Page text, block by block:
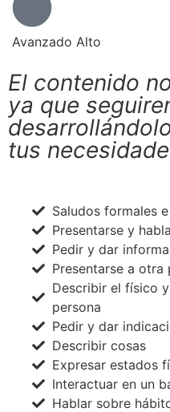
Avanzado Alto
El contenido
ya que
tus
Saludos formales
Presentarse y
Pedir y dar
Presentarse a otra
Describir el físico
persona
Pedir y dar
Describir cosas
Expresar estados
Interactuar en un
Hablar sobre